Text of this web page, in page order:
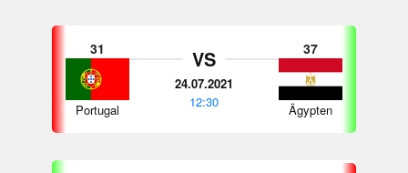
31
Portugal
VS
24.07.2021
12:30
37
Ägypten